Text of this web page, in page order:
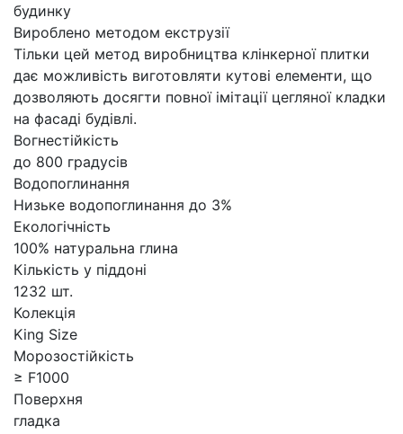
будинку
Вироблено методом екструзії
Тільки цей метод виробництва клінкерної плитки
дає можливість виготовляти кутові елементи, що
дозволяють досягти повної імітації цегляної кладки
на фасаді будівлі.
Вогнестійкість
до 800 градусів
Водопоглинання
Низьке водопоглинання до 3%
Екологічність
100% натуральна глина
Кількість у піддоні
1232 шт.
Колекція
King Size
Морозостійкість
≥ F1000
Поверхня
гладка